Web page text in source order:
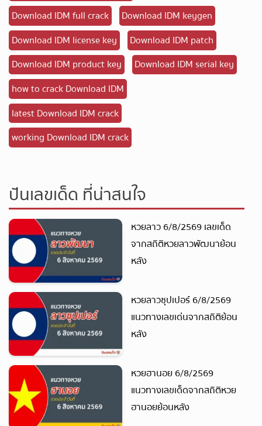
Download IDM full crack
Download IDM keygen
Download IDM license key
Download IDM patch
Download IDM product key
Download IDM serial key
how to crack Download IDM
latest Download IDM crack
working Download IDM crack
ปันเลขเด็ด ที่น่าสนใจ
หวยลาว 6/8/2569 เลขเด็ด
จากสถิติหวยลาวพัฒนาย้อน
หลัง
หวยลาวซุปเปอร์ 6/8/2569
แนวทางเลขเด่นจากสถิติย้อน
หลัง
หวยฮานอย 6/8/2569
แนวทางเลขเด็ดจากสถิติหวย
ฮานอยย้อนหลัง